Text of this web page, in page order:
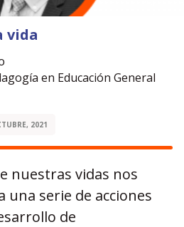
vida
en Educación General
2021
nuestras vidas nos
una serie de acciones
de